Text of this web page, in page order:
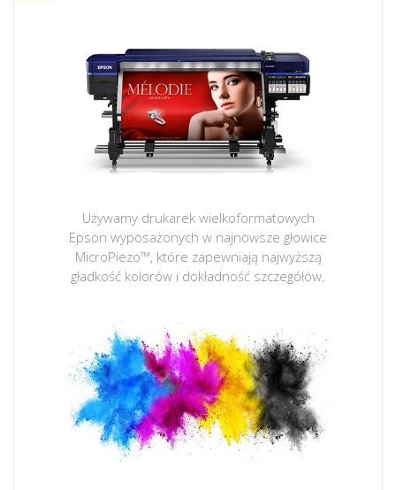
Używamy drukarek wielkoformatowych
Epson wyposażonych w najnowsze głowice
MicroPiezo™, które zapewniają najwyższą
gładkość kolorów i dokładność szczegółów.